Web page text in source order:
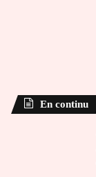
En continu